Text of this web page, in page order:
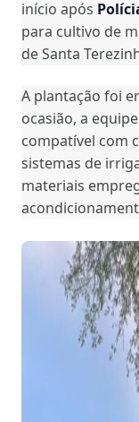
início após
para cultivo de
de Santa
A plantação foi
ocasião, a
compatível com
sistemas de
materiais